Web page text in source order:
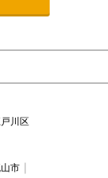
川区
市